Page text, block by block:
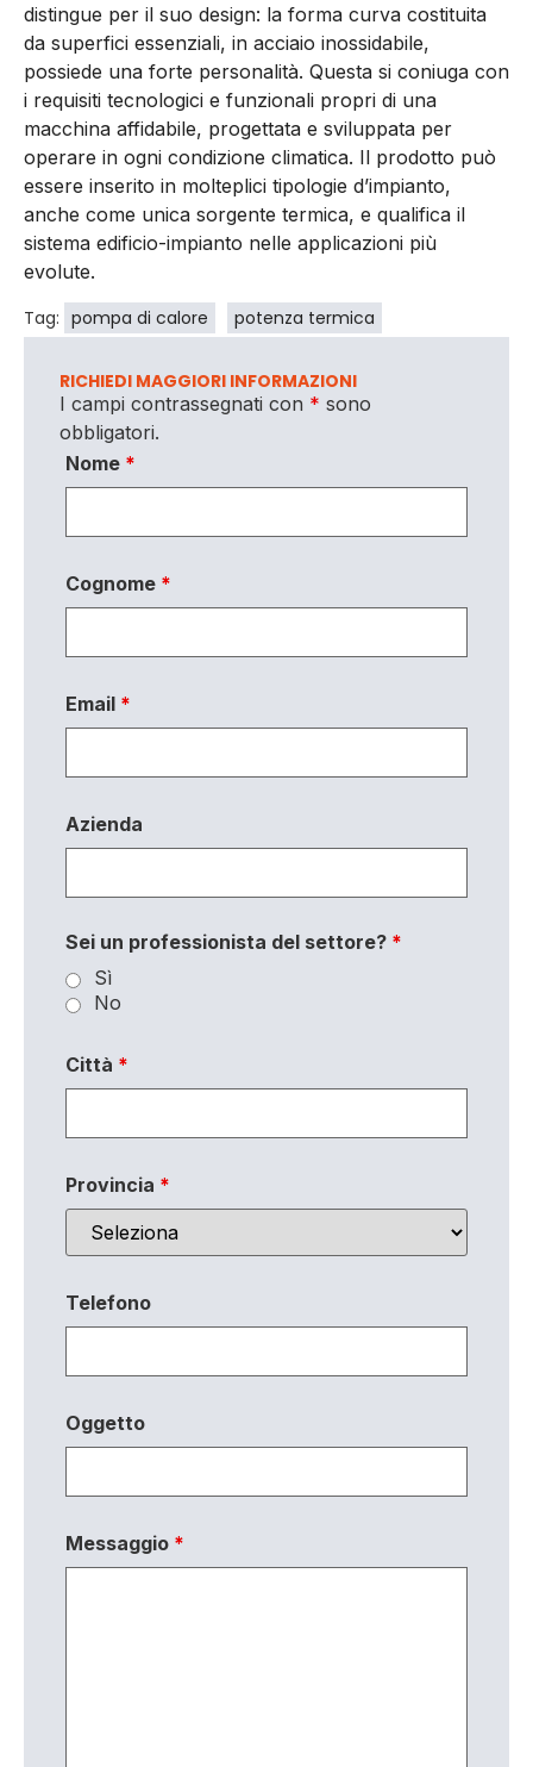
distingue per il suo design: la forma curva costituita
da superfici essenziali, in acciaio inossidabile,
possiede una forte personalità. Questa si coniuga con
i requisiti tecnologici e funzionali propri di una
macchina affidabile, progettata e sviluppata per
operare in ogni condizione climatica. Il prodotto può
essere inserito in molteplici tipologie d’impianto,
anche come unica sorgente termica, e qualifica il
sistema edificio-impianto nelle applicazioni più
evolute.
Tag: pompa di calore potenza termica
RICHIEDI MAGGIORI INFORMAZIONI
I campi contrassegnati con * sono
obbligatori.
Nome *
Cognome *
Email *
Azienda
Sei un professionista del settore? *
Sì
No
Città *
Provincia *
Telefono
Oggetto
Messaggio *